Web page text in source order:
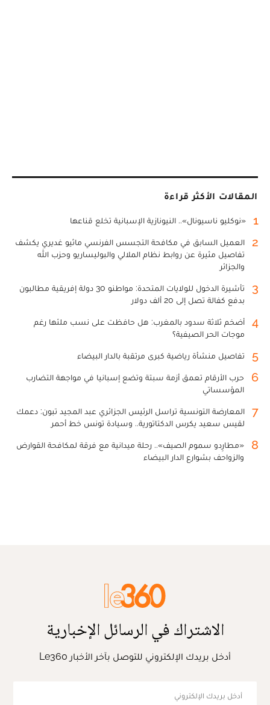
المقالات الأكثر قراءة
1 «نوكليو ناسيونال».. النيونازية الإسبانية تخلع قناعها
2
العميل السابق في مكافحة التجسس الفرنسي ماثيو غديري يكشف
تفاصيل مثيرة عن روابط نظام الملالي والبوليساريو وحزب الله
والجزائر
3
تأشيرة الدخول للولايات المتحدة: مواطنو 30 دولة إفريقية مطالبون
بدفع كفالة تصل إلى 20 ألف دولار
4
أضخم ثلاثة سدود بالمغرب: هل حافظت على نسب ملئها رغم
موجات الحر الصيفية؟
5 تفاصيل منشأة رياضية كبرى مرتقبة بالدار البيضاء
6
حرب الأرقام تعمق أزمة سبتة وتضع إسبانيا في مواجهة التضارب
المؤسساتي
7
المعارضة التونسية تراسل الرئيس الجزائري عبد المجيد تبون: دعمك
لقيس سعيد يكرس الدكتاتورية.. وسيادة تونس خط أحمر
8
«مطارِدو سموم الصيف».. رحلة ميدانية مع فرقة لمكافحة القوارض
والزواحف بشوارع الدار البيضاء
الاشتراك في الرسائل الإخبارية
أدخل بريدك الإلكتروني للتوصل بآخر الأخبار Le360